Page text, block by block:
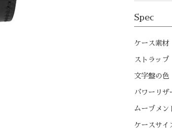
Spec
ケース素材
ストラップ
文字盤の色
パワーリザ
ムーブメン
ケースサイ